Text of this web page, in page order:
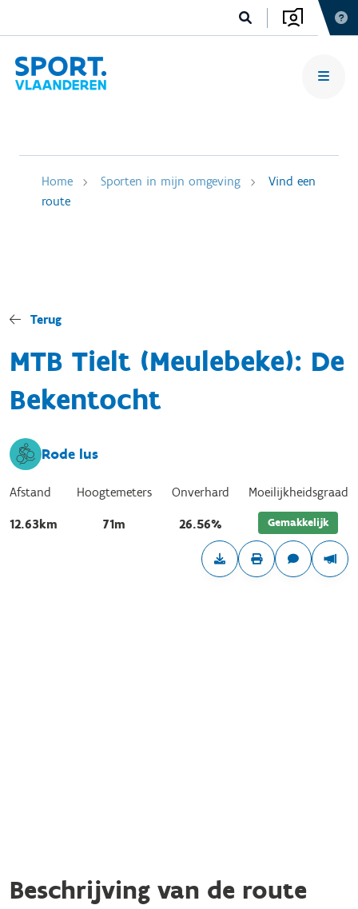
Home Sporten in mijn omgeving
Vind een
route
Terug
MTB Tielt (Meulebeke): De
Bekentocht
Rode lus
Afstand
12.63km
Hoogtemeters
71m
Onverhard
26.56%
Moeilijkheidsgraad
Gemakkelijk
Beschrijving van de route